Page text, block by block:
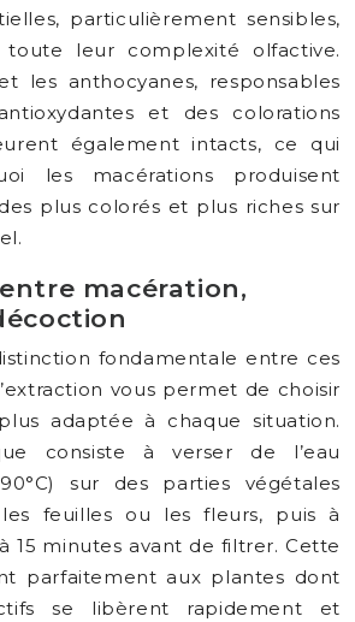
particulièrement sensibles,
toute leur complexité olfactive.
les anthocyanes, responsables
et des colorations
également intacts, ce qui
les macérations produisent
plus colorés et plus riches sur
macération,
fondamentale entre ces
vous permet de choisir
adaptée à chaque situation.
consiste à verser de l’eau
sur des parties végétales
feuilles ou les fleurs, puis à
15 minutes avant de filtrer. Cette
parfaitement aux plantes dont
se libèrent rapidement et